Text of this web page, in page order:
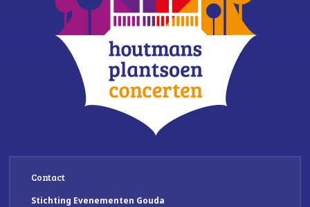
Contact
Stichting Evenementen Gouda